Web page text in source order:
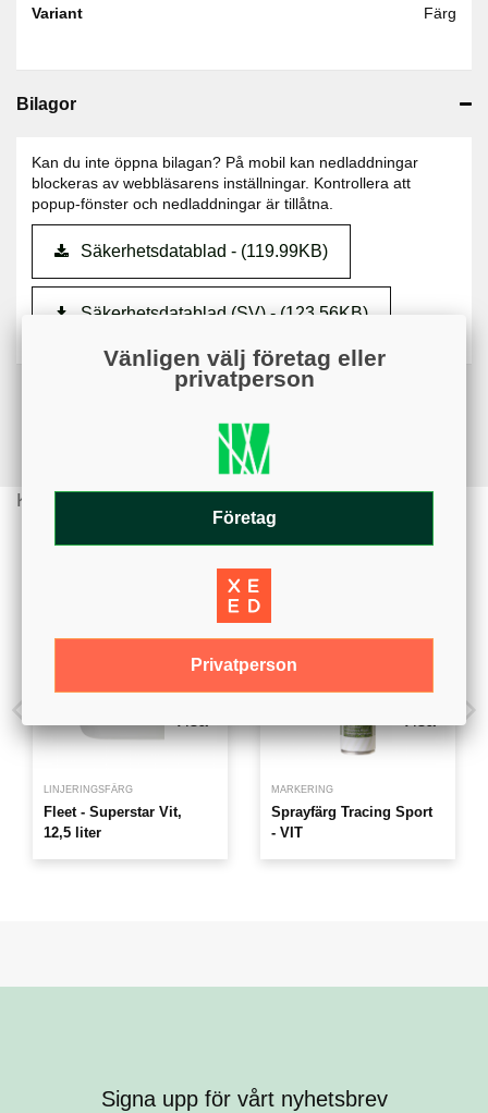
Variant Färg
Bilagor
Kan du inte öppna bilagan? På mobil kan nedladdningar
blockeras av webbläsarens inställningar. Kontrollera att
popup-fönster och nedladdningar är tillåtna.
Säkerhetsdatablad - (119.99KB)
Säkerhetsdatablad (SV) - (123.56KB)
Kunder köpte även
LINJERINGSFÄRG
Fleet - Superstar Vit,
12,5 liter
MARKERING
Sprayfärg Tracing Sport
- VIT
Signa upp för vårt nyhetsbrev
Vänligen välj företag eller
privatperson
Företag
Privatperson